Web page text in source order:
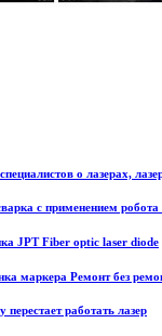
о лазерах,
с применением
JPT Fiber optic laser diode
маркера Ремонт без
работать лазер